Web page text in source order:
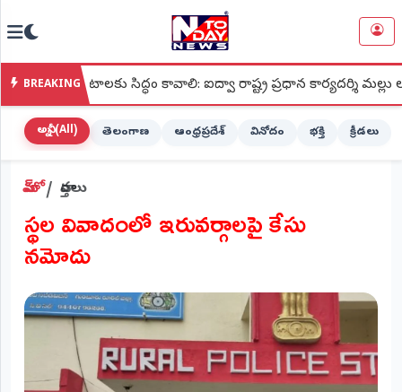
హోమ్
(Home)
STREAMING
లైవ్
(Live
లైవ్
రేడియో
(Live
Radio)
BREAKINGసిద్ధం కావాలి: ఐద్వా రాష్ట్ర ప్రధాన కార్యదర్శి మల్లు లక్ష్మీ
అన్నీ (All) తెలంగాణ ఆంధ్రప్రదేశ్ వినోదం భక్తి క్రీడలు
హోమ్ వార్తలు
స్థల వివాదంలో ఇరువర్గాలపై కేసు
నమోదు